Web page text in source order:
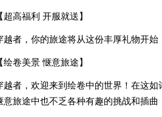
【超高福利 开服就送】
越者，你的旅途将从这份丰厚礼物开
【绘卷美景 惬意旅途】
越者，欢迎来到绘卷中的世界！在这
意旅途中也不乏各种有趣的挑战和插曲